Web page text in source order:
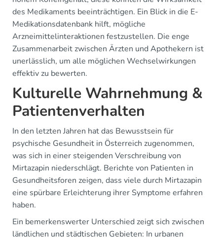
des Medikaments beeinträchtigen. Ein Blick in die E-
Medikationsdatenbank hilft, mögliche
Arzneimittelinteraktionen festzustellen. Die enge
Zusammenarbeit zwischen Ärzten und Apothekern ist
unerlässlich, um alle möglichen Wechselwirkungen
effektiv zu bewerten.
Kulturelle Wahrnehmung &
Patientenverhalten
In den letzten Jahren hat das Bewusstsein für
psychische Gesundheit in Österreich zugenommen,
was sich in einer steigenden Verschreibung von
Mirtazapin niederschlägt. Berichte von Patienten in
Gesundheitsforen zeigen, dass viele durch Mirtazapin
eine spürbare Erleichterung ihrer Symptome erfahren
haben.
Ein bemerkenswerter Unterschied zeigt sich zwischen
ländlichen und städtischen Gebieten: In urbanen